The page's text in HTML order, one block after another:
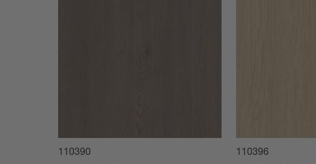
110390 110396